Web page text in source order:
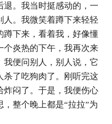
退。我当时挺感动的，一
人。我微笑着蹲下来轻轻
蹲下来，看着我，好像懂
个炎热的下午，我再次来
便问别人，别人说，它
杀了吃狗肉了。刚听完这
炸闷了。于是，我便伤心
整个晚上都是“拉拉”为